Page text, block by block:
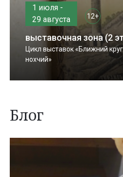
1 июля -
29 августа
12+
выставочная зона (2
Цикл выставок «Ближний
нохчий»
Блог